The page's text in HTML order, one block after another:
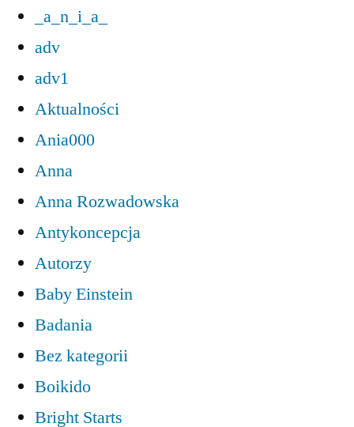
_a_n_i_a_
adv
adv1
Aktualności
Ania000
Anna
Anna Rozwadowska
Antykoncepcja
Autorzy
Baby Einstein
Badania
Bez kategorii
Boikido
Bright Starts